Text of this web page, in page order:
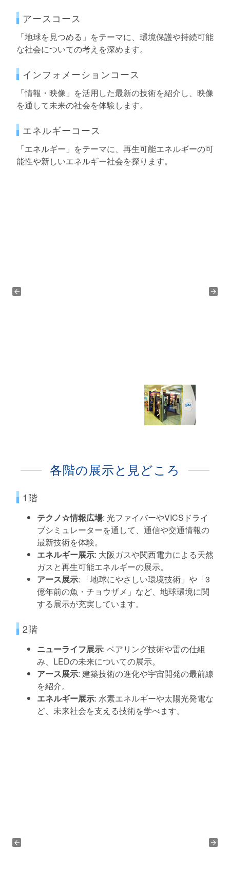
アースコース
「地球を見つめる」をテーマに、環境保護や持続可能
な社会についての考えを深めます。
インフォメーションコース
「情報・映像」を活用した最新の技術を紹介し、映像
を通して未来の社会を体験します。
エネルギーコース
「エネルギー」をテーマに、再生可能エネルギーの可
能性や新しいエネルギー社会を探ります。
各階の展示と見どころ
1階
テクノ☆情報広場: 光ファイバーやVICSドライ
ブシミュレーターを通して、通信や交通情報の
最新技術を体験。
エネルギー展示: 大阪ガスや関西電力による天然
ガスと再生可能エネルギーの展示。
アース展示: 「地球にやさしい環境技術」や「3
億年前の魚・チョウザメ」など、地球環境に関
する展示が充実しています。
2階
ニューライフ展示: ベアリング技術や雷の仕組
み、LEDの未来についての展示。
アース展示: 建築技術の進化や宇宙開発の最前線
を紹介。
エネルギー展示: 水素エネルギーや太陽光発電な
ど、未来社会を支える技術を学べます。